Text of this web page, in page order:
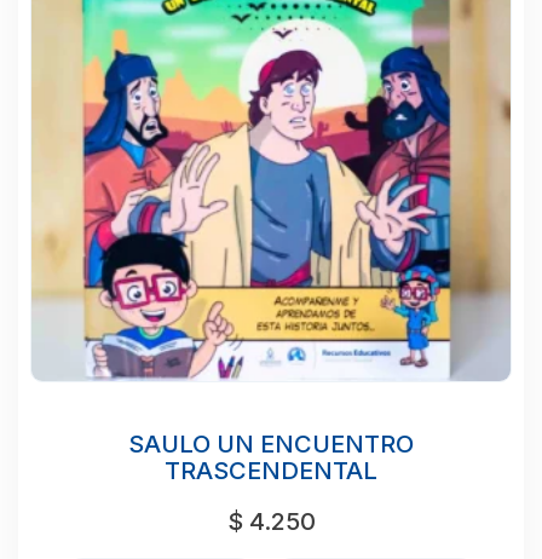
SAULO UN ENCUENTRO
TRASCENDENTAL
$ 4.250